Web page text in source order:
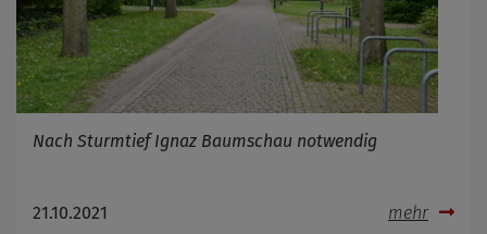
Nach Sturmtief Ignaz Baumschau notwendig
21.10.2021 mehr